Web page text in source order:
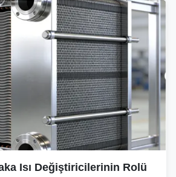
Isı Değiştiricilerinin Rolü